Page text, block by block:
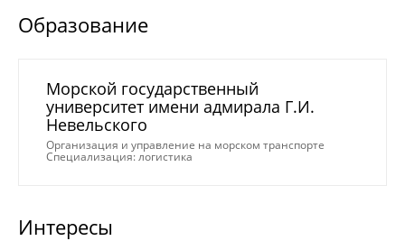
Образование
Морской государственный
университет имени адмирала Г.И.
Невельского
Организация и управление на морском транспорте
Специализация: логистика
Интересы